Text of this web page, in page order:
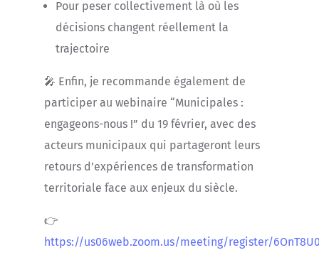
Pour peser collectivement là où les
décisions changent réellement la
trajectoire
🎤 Enfin, je recommande également de
participer au webinaire “Municipales :
engageons-nous !” du 19 février, avec des
acteurs municipaux qui partageront leurs
retours d’expériences de transformation
territoriale face aux enjeux du siècle.
👉
https://us06web.zoom.us/meeting/register/